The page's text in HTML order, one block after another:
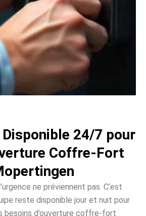
Disponible 24/7 pour
Coffre-Fort
ne préviennent pas. C’est
reste disponible jour et nuit pour
besoins d’ouverture coffre-fort